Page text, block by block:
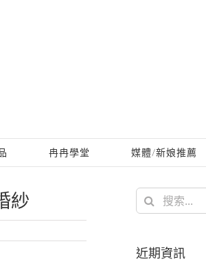
冉冉學堂 媒體/新娘推薦
紗
搜
近期資訊